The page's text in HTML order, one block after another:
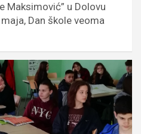
Maksimović” u Dolovu
Dan škole veoma